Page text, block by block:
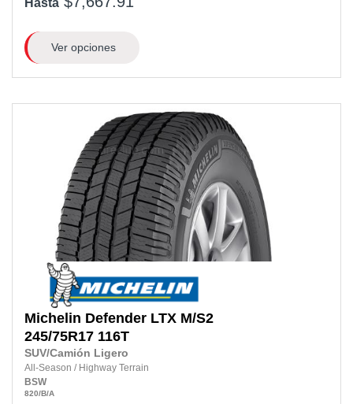
Hasta
Ver opciones
Michelin Defender LTX M/S2
245/75R17 116T
SUV/Camión Ligero
All-Season / Highway Terrain
BSW
820/B/A